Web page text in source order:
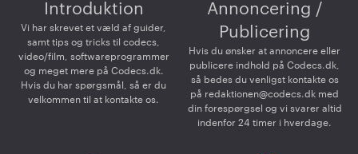
Introduktion
Vi har skrevet et væld af guider,
samt tips og tricks til codecs,
video/film, softwareprogrammer
og meget mere på Codecs.dk.
Hvis du har spørgsmål, så er du
velkommen til at kontakte os.
Annoncering /
Publicering
Hvis du ønsker at annoncere eller
publicere indhold på Codecs.dk,
så bedes du venligst kontakte os
på redaktionen@codecs.dk med
din forespørgsel og vi svarer altid
indenfor 24 timer i hverdage.